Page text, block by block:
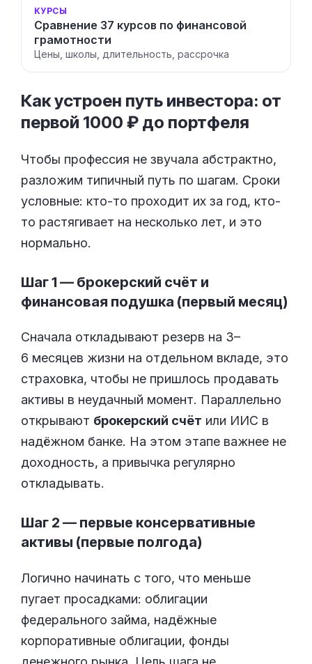
КУРСЫ
Сравнение 37 курсов по финансовой
грамотности
Цены, школы, длительность, рассрочка
Как устроен путь инвестора: от
первой 1000 ₽ до портфеля
Чтобы профессия не звучала абстрактно,
разложим типичный путь по шагам. Сроки
условные: кто-то проходит их за год, кто-
то растягивает на несколько лет, и это
нормально.
Шаг 1 — брокерский счёт и
финансовая подушка (первый месяц)
Сначала откладывают резерв на 3–
6 месяцев жизни на отдельном вкладе, это
страховка, чтобы не пришлось продавать
активы в неудачный момент. Параллельно
открывают брокерский счёт или ИИС в
надёжном банке. На этом этапе важнее не
доходность, а привычка регулярно
откладывать.
Шаг 2 — первые консервативные
активы (первые полгода)
Логично начинать с того, что меньше
пугает просадками: облигации
федерального займа, надёжные
корпоративные облигации, фонды